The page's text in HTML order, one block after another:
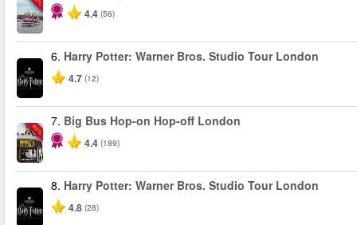
4.4 (56)
6. Harry Potter: Warner Bros. Studio Tour London
4.7 (12)
-40%
7. Big Bus Hop-on Hop-off London
4.4 (189)
8. Harry Potter: Warner Bros. Studio Tour London
4.8 (28)